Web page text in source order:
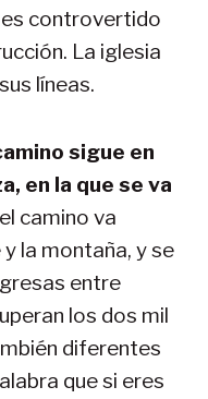
controvertido
La iglesia
líneas.
sigue en
en la que se va
camino va
la montaña, y se
entre
los dos mil
diferentes
que si eres